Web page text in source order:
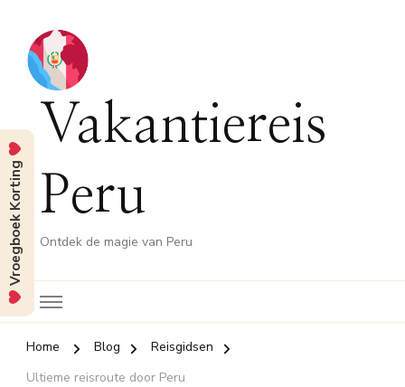
Vakantiereis
Peru
Ontdek de magie van Peru
Home Blog
Reisgidsen
Ultieme reisroute door Peru
Vroegboek Korting